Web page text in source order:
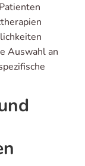
Auswahl an